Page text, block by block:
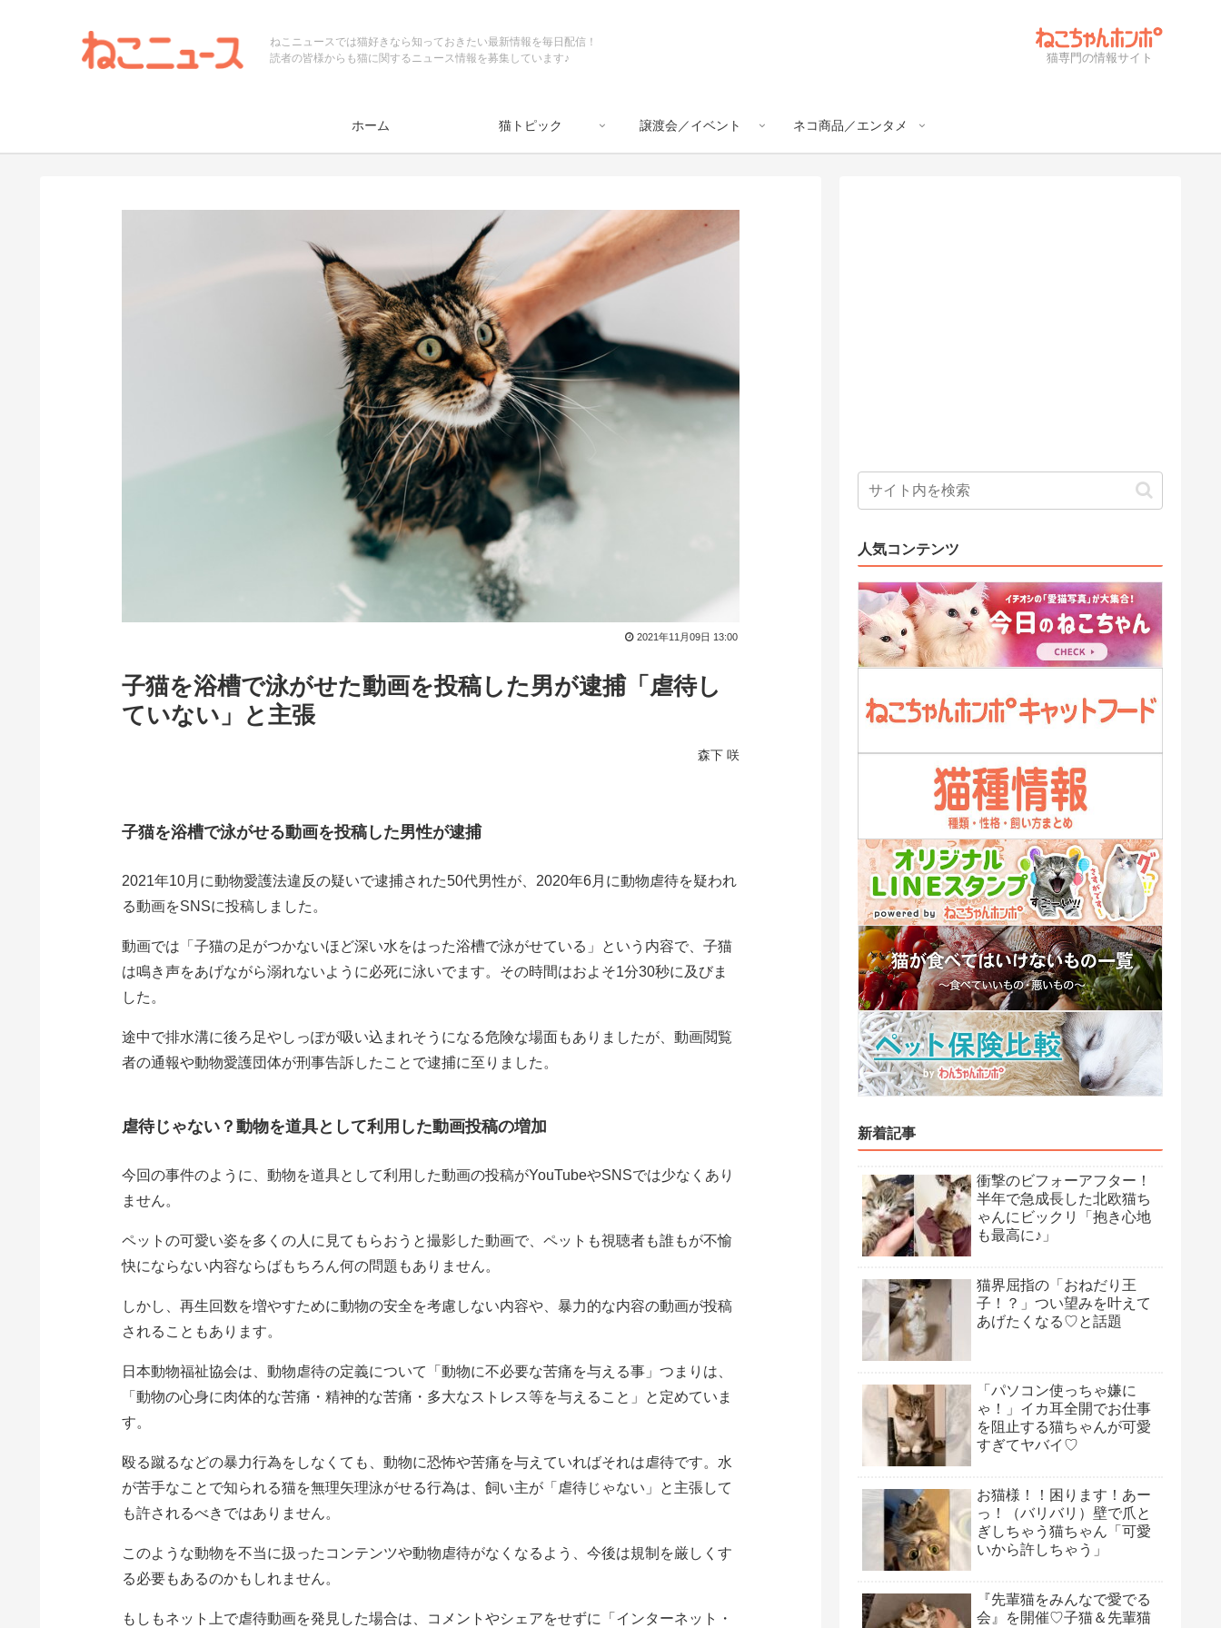
ねこニュースでは猫好きなら知っておきたい最新情報を毎日配信！
読者の皆様からも猫に関するニュース情報を募集しています♪
猫専門の情報サイト
ホーム 猫トピック 譲渡会／イベント ネコ商品／エンタメ
子猫を浴槽で泳がせた動画を投稿した男が逮捕「虐待し
ていない」と主張
2021年11月09日 13:00
森下 咲
子猫を浴槽で泳がせる動画を投稿した男性が逮捕
2021年10月に動物愛護法違反の疑いで逮捕された50代男性が、2020年6月に動物虐待を疑われ
る動画をSNSに投稿しました。
動画では「子猫の足がつかないほど深い水をはった浴槽で泳がせている」という内容で、子猫
は鳴き声をあげながら溺れないように必死に泳いでます。その時間はおよそ1分30秒に及びま
した。
途中で排水溝に後ろ足やしっぽが吸い込まれそうになる危険な場面もありましたが、動画閲覧
者の通報や動物愛護団体が刑事告訴したことで逮捕に至りました。
虐待じゃない？動物を道具として利用した動画投稿の増加
今回の事件のように、動物を道具として利用した動画の投稿がYouTubeやSNSでは少なくあり
ません。
ペットの可愛い姿を多くの人に見てもらおうと撮影した動画で、ペットも視聴者も誰もが不愉
快にならない内容ならばもちろん何の問題もありません。
しかし、再生回数を増やすために動物の安全を考慮しない内容や、暴力的な内容の動画が投稿
されることもあります。
日本動物福祉協会は、動物虐待の定義について「動物に不必要な苦痛を与える事」つまりは、
「動物の心身に肉体的な苦痛・精神的な苦痛・多大なストレス等を与えること」と定めていま
す。
殴る蹴るなどの暴力行為をしなくても、動物に恐怖や苦痛を与えていればそれは虐待です。水
が苦手なことで知られる猫を無理矢理泳がせる行為は、飼い主が「虐待じゃない」と主張して
も許されるべきではありません。
このような動物を不当に扱ったコンテンツや動物虐待がなくなるよう、今後は規制を厳しくす
る必要もあるのかもしれません。
もしもネット上で虐待動画を発見した場合は、コメントやシェアをせずに「インターネット・
人気コンテンツ
新着記事
衝撃のビフォーアフター！
半年で急成長した北欧猫ち
ゃんにビックリ「抱き心地
も最高に♪」
猫界屈指の「おねだり王
子！？」つい望みを叶えて
あげたくなる♡と話題
「パソコン使っちゃ嫌に
ゃ！」イカ耳全開でお仕事
を阻止する猫ちゃんが可愛
すぎてヤバイ♡
お猫様！！困ります！あー
っ！（バリバリ）壁で爪と
ぎしちゃう猫ちゃん「可愛
いから許しちゃう」
『先輩猫をみんなで愛でる
会』を開催♡子猫＆先輩猫